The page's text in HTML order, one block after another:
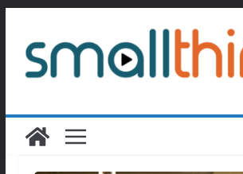
contenu